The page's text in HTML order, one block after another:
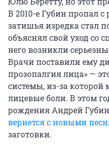
В 2010-е Губин пропал с
затишья изредка стал
объяснял свой уход со
него возникли
Врачи поставили ему
прозопалгия лица» —
системы, из-за
лицевые боли. В этом
рождения Андрей Губин
вернется с новыми
заготовки.